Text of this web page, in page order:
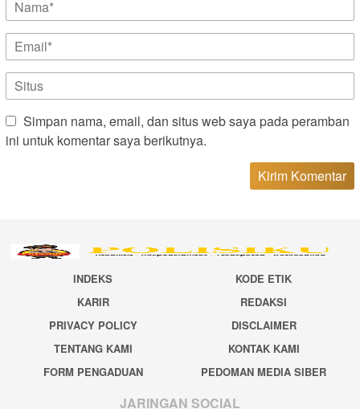
Simpan nama, email, dan situs web saya pada peramban
ini untuk komentar saya berikutnya.
INDEKS
KODE ETIK
KARIR
REDAKSI
PRIVACY POLICY
DISCLAIMER
TENTANG KAMI
KONTAK KAMI
FORM PENGADUAN
PEDOMAN MEDIA SIBER
JARINGAN SOCIAL